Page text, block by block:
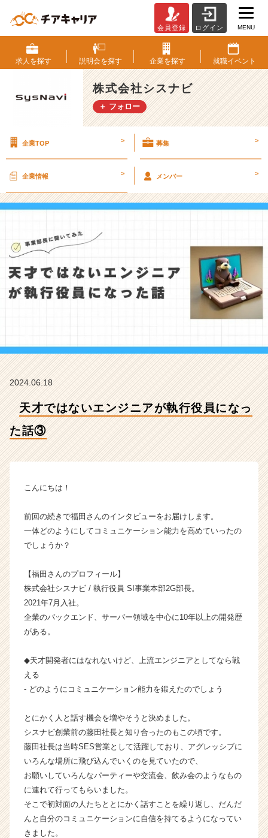
才
で
は
な
い
エ
ア
行
役
に
た
③
社
の
ラ
ン
チ
成
長
か
カ
ト
届
く
就
活
サ
イ
ト
チ
会員登録 ログイン MENU
求人を探す 説明会を探す 企業を探す 就職イベント
株式会社シスナビ
＋ フォロー
企業TOP > 募集 >
企業情報 > メンバー >
2024.06.18
天才ではないエンジニアが執行役員になっ
た話③
こんにちは！
前回の続きで福田さんのインタビューをお届けします。
一体どのようにしてコミュニケーション能力を高めていったの
でしょうか？
【福田さんのプロフィール】
株式会社シスナビ / 執行役員 SI事業本部2G部長。
2021年7月入社。
企業のバックエンド、サーバー領域を中心に10年以上の開発歴
がある。
◆天才開発者にはなれないけど、上流エンジニアとしてなら戦
える
- どのようにコミュニケーション能力を鍛えたのでしょう
とにかく人と話す機会を増やそうと決めました。
シスナビ創業前の藤田社長と知り合ったのもこの頃です。
藤田社長は当時SES営業として活躍しており、アグレッシブに
いろんな場所に飛び込んでいくのを見ていたので、
お願いしていろんなパーティーや交流会、飲み会のようなもの
に連れて行ってもらいました。
そこで初対面の人たちととにかく話すことを繰り返し、だんだ
んと自分のコミュニケーションに自信を持てるようになってい
きました。